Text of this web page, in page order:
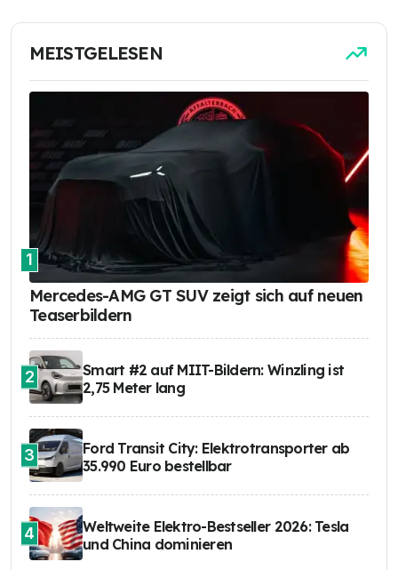
MEISTGELESEN
1
Mercedes-AMG GT SUV zeigt sich auf neuen
Teaserbildern
2
Smart #2 auf MIIT-Bildern: Winzling ist
2,75 Meter lang
3
Ford Transit City: Elektrotransporter ab
35.990 Euro bestellbar
4
Weltweite Elektro-Bestseller 2026: Tesla
und China dominieren